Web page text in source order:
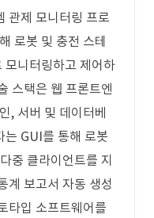
관제 모니터링 프로
로봇 및 충전 스테
모니터링하고 제어하
스택은 웹 프론트엔
, 서버 및 데이터베
는 GUI를 통해 로봇
중 클라이언트를 지
계 보고서 자동 생성
타입 소프트웨어를